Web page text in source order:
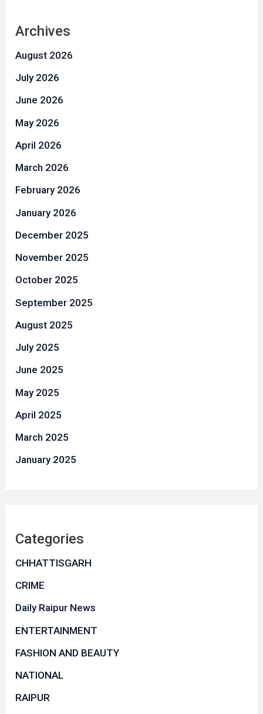
Archives
August 2026
July 2026
June 2026
May 2026
April 2026
March 2026
February 2026
January 2026
December 2025
November 2025
October 2025
September 2025
August 2025
July 2025
June 2025
May 2025
April 2025
March 2025
January 2025
Categories
CHHATTISGARH
CRIME
Daily Raipur News
ENTERTAINMENT
FASHION AND BEAUTY
NATIONAL
RAIPUR